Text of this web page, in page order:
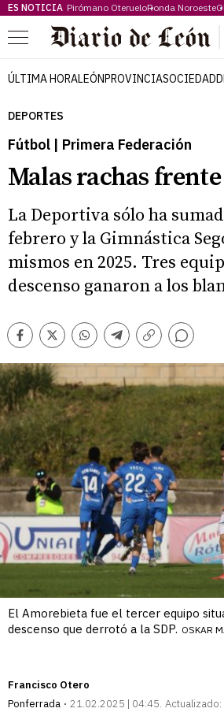
ES NOTICIA Pirómano OterueloRonda Noroeste
Menú
ÚLTIMA HORALEÓNPROVINCIASOCIEDAD
DEPORTES
Fútbol | Primera Federación
Malas rachas
La Deportiva sólo ha
febrero y la Gimnástica
mismos en 2025. Tres
descenso ganaron a los
Facebook
TwitterWhatsappTelegram
Copiar
Comentarios
El Amorebieta fue el tercer equipo
descenso que derrotó a la SDP. OSKAR
Francisco Otero
Ponferrada
21.02.2025 | 04:45 Actualizado: